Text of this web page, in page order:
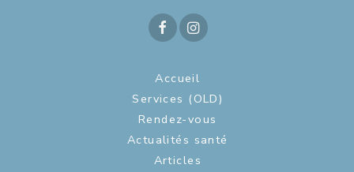
Accueil
Services (OLD)
Rendez-vous
Actualités santé
Articles